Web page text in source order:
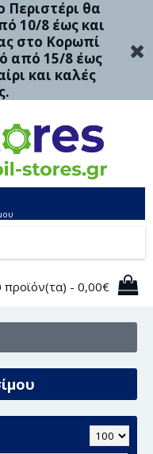
θα
10/8 έως και
στο Κορωπί
από 15/8 έως
και καλές
προϊόν(τα) - 0,00€